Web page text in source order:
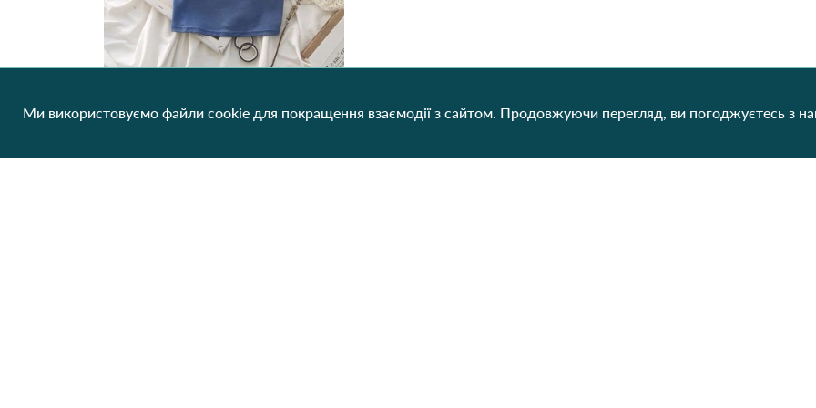
Ми використовуємо файли cookie для покращення взаємодії з сайтом. Продовжуючи перегляд, ви погоджуєтесь з